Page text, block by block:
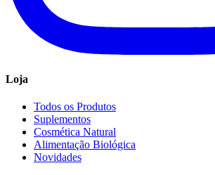
Loja
Todos os Produtos
Suplementos
Cosmética Natural
Alimentação Biológica
Novidades